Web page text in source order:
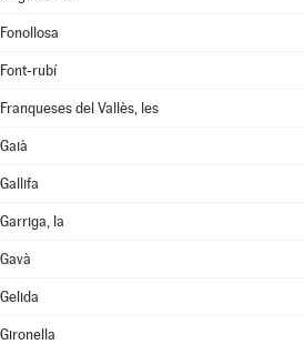
Fonollosa
Font-rubí
Franqueses del Vallès, les
Gaià
Gallifa
Garriga, la
Gavà
Gelida
Gironella